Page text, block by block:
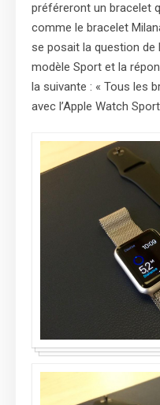
préféreront un bracelet
comme le bracelet
se posait la question de
modèle Sport et la
la suivante : « Tous les
avec l’Apple Watch